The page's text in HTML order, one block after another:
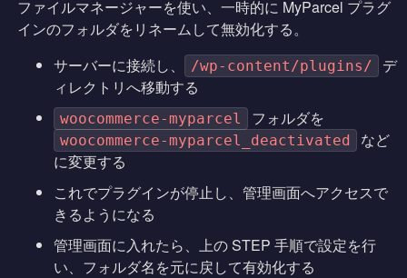
ファイルマネージャーを使い、一時的に MyParcel プラグ
インのフォルダをリネームして無効化する。
サーバーに接続し、
/wp-content/plugins/
デ
ィレクトリへ移動する
woocommerce-myparcel フォルダを
woocommerce-myparcel_deactivated
など
に変更する
これでプラグインが停止し、管理画面へアクセスで
きるようになる
管理画面に入れたら、上の STEP 手順で設定を行
い、フォルダ名を元に戻して有効化する